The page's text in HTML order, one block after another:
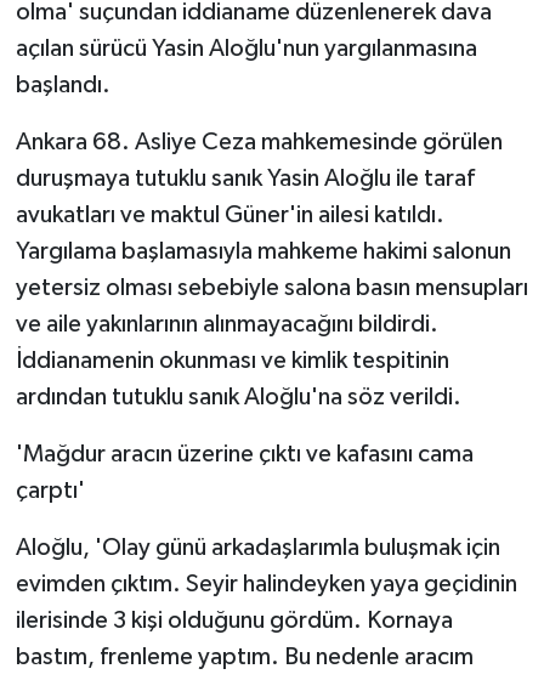
olma' suçundan iddianame düzenlenerek dava
açılan sürücü Yasin Aloğlu'nun yargılanmasına
başlandı.
Ankara 68. Asliye Ceza mahkemesinde görülen
duruşmaya tutuklu sanık Yasin Aloğlu ile taraf
avukatları ve maktul Güner'in ailesi katıldı.
Yargılama başlamasıyla mahkeme hakimi salonun
yetersiz olması sebebiyle salona basın mensupları
ve aile yakınlarının alınmayacağını bildirdi.
İddianamenin okunması ve kimlik tespitinin
ardından tutuklu sanık Aloğlu'na söz verildi.
'Mağdur aracın üzerine çıktı ve kafasını cama
çarptı'
Aloğlu, 'Olay günü arkadaşlarımla buluşmak için
evimden çıktım. Seyir halindeyken yaya geçidinin
ilerisinde 3 kişi olduğunu gördüm. Kornaya
bastım, frenleme yaptım. Bu nedenle aracım